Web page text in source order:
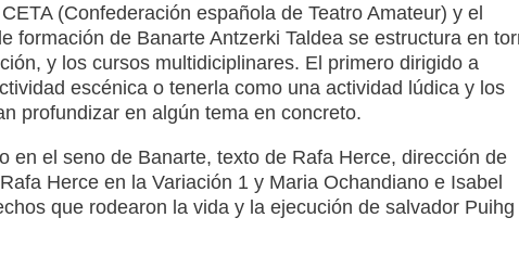
(Confederación española de Teatro Amateur) y el
formación de Banarte Antzerki Taldea se estructura en
y los cursos multidiciplinares. El primero dirigido a
escénica o tenerla como una actividad lúdica y los
profundizar en algún tema en concreto.
en el seno de Banarte, texto de Rafa Herce, dirección de
Herce en la Variación 1 y Maria Ochandiano e Isabel
que rodearon la vida y la ejecución de salvador Puihg